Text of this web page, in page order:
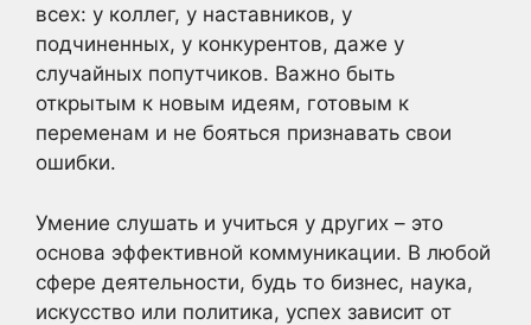
всех: у коллег, у наставников, у
подчиненных, у конкурентов, даже у
случайных попутчиков. Важно быть
открытым к новым идеям, готовым к
переменам и не бояться признавать свои
ошибки.
Умение слушать и учиться у других – это
основа эффективной коммуникации. В любой
сфере деятельности, будь то бизнес, наука,
искусство или политика, успех зависит от